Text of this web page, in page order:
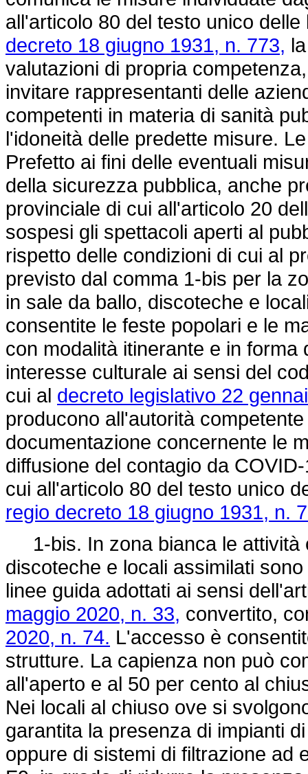
all'articolo 80 del testo unico
decreto 18 giugno 1931, n. 773,
valutazioni di propria
invitare rappresentanti delle
competenti in materia di sanità
l'idoneità delle predette misure.
Prefetto ai fini delle eventuali
della sicurezza pubblica, anche
provinciale di cui all'articolo 20
sospesi gli spettacoli aperti al
rispetto delle condizioni di cui al
previsto dal comma 1-bis per la
in sale da ballo, discoteche e
consentite le feste popolari e le
con modalità itinerante e in
interesse culturale ai sensi del
cui al decreto legislativo 22
producono all'autorità
documentazione concernente le
diffusione del contagio da
cui all'articolo 80 del testo unico
regio decreto 18 giugno 1931, n.
1-bis. In zona bianca le attività
discoteche e locali assimilati
linee guida adottati ai sensi
maggio 2020, n. 33, convertito,
2020, n. 74. L'accesso è
strutture. La capienza non può
all'aperto e al 50 per cento al
Nei locali al chiuso ove si
garantita la presenza di impianti
oppure di sistemi di filtrazione ad